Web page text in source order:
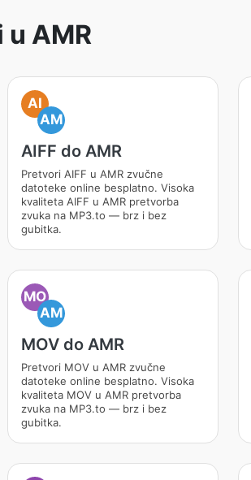
AMR
AI
AM
AIFF do AMR
Pretvori AIFF u AMR zvučne
datoteke online besplatno. Visoka
kvaliteta AIFF u AMR pretvorba
zvuka na MP3.to — brz i bez
gubitka.
MO
AM
MOV do AMR
Pretvori MOV u AMR zvučne
datoteke online besplatno. Visoka
kvaliteta MOV u AMR pretvorba
zvuka na MP3.to — brz i bez
gubitka.